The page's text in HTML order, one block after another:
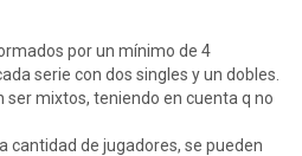
por un mínimo de 4
serie con dos singles y un dobles.
ser mixtos, teniendo en cuenta q no
cantidad de jugadores, se pueden